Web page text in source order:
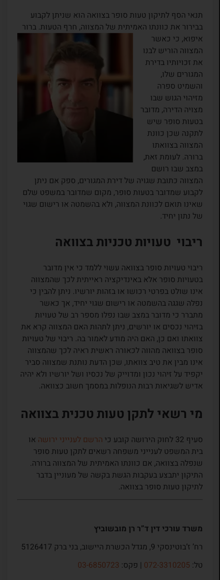
תנאי הסף לתיקון טעות סופר בצוואה הוא שניתן לקבוע
בבירור את כוונתו האמיתית של המצווה, חרףהטעות. ברור
איפוא, כי כאשר
המצווה הוריש לבנו
את זכויותיו בדירת
המגורים שלו,
והשמיט ספרה
מזיהוי הגוש שבו
מצויה הדירה, מדובר
בטעות סופר שיש
לתקנה שכן כוונת
המצווה בצוואתו
ברורה. לעומת זאת,
במצב שבו רושם
המצווה כתובת שגויה של דירת המגורים, ספק אם ניתן
לקבוע שמדובר בטעות סופר, מקום שמדובר במשפט שלם
שאינו תואם לכוונת המצווה, ולא בהשמטה או רישום שגוי
של נתון יחיד.
ריבוי טעויות טכניות בצוואה
ריבוי טעויות סופר בצוואה עשוי ללמד כי אין מדובר
בטעויות סופר אלא באינדיקציה ראייתית לכך שהמצווה
אינו שולט בפרטי רכושו או בזהות יורשיו. ניתן להבין כי
נפלה שגגה בהשמטה או רישום שגוי יחיד, אך כאשר
מתברר כי מדובר במצב שבו נפלו מספר רב של טעויות
בזיהוי נכסים או יורשים, ניתן לתהות האם המצווה קרא את
צוואתו ואם כן, האם היה מודע לאמור בה. ריבוי של טעויות
סופר בצוואה מהווה לכאורה ראשית ראיה לכך שהמצווה
אינו מבין את טיב צוואתו, שכן הדעת נותנת שמצווה סביר
יקפיד על זיהוי נכון ומדוייק של נכסיו ושל יורשיו ולא יהיה
אדיש לשגיאות רבות הנופלות במסמך חשוב כצוואה.
מי רשאי לתקן טעות טכנית בצוואה
סעיף 32 לחוק הירושה קובע כי הרשם לענייני ירושהאו
בית המשפט לענייני משפחה רשאים לתקן טעות סופר
שנפלה בצוואה, אם כוונתו האמיתית של המצווה ברורה.
התיקון יתבצע בעקבות הגשת בקשה של מעוניין בדבר
לתיקון טעות סופר בצוואה.
משרד עורכי דין ד”ר רן מובשוביץ
רח’ ז’בוטינסקי 9, מגדל הכשרת היישוב, בני ברק 5126417
טל: 072-3310205| פקס: 03-6850723